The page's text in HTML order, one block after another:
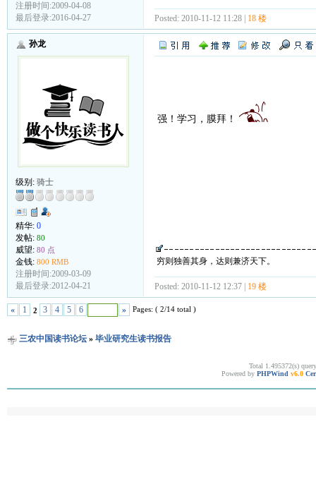
注册时间:2009-04-08
最后登录:2016-04-27
Posted: 2010-11-12 11:28 | 18 楼
孙龙
级别: 骑士
精华: 0
发帖: 80
威望: 80 点
金钱: 800 RMB
注册时间:2009-03-09
最后登录:2012-04-21
强！学习，膜拜！
穷则独善其身，达则兼济天下。
Posted: 2010-11-12 12:37 | 19 楼
« 1 2 3 4 5 6 » Pages: ( 2/14 total )
三农中国读书论坛» 毕业研究生读书报告
Total 1.495372(s)
Powered by PHPWind v6.0